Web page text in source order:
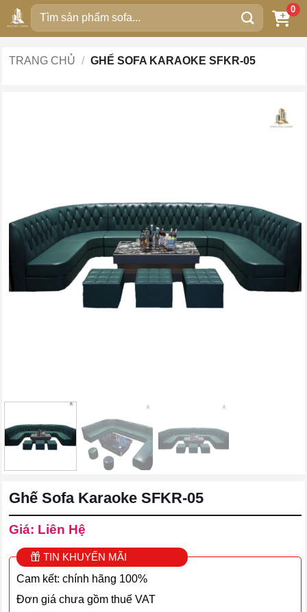
qua
dung
Tìm
kiếm:
0
TRANG CHỦ / GHẾ SOFA KARAOKE SFKR-05
Ghế Sofa Karaoke SFKR-05
Giá: Liên Hệ
TIN KHUYẾN MÃI
Cam kết: chính hãng 100%
Đơn giá chưa gồm thuế VAT